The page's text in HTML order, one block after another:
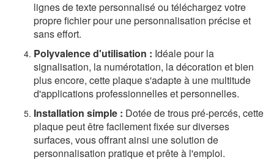
lignes de texte personnalisé ou téléchargez votre
propre fichier pour une personnalisation précise et
sans effort.
Polyvalence d'utilisation : Idéale pour la
signalisation, la numérotation, la décoration et bien
plus encore, cette plaque s'adapte à une multitude
d'applications professionnelles et personnelles.
Installation simple : Dotée de trous pré-percés, cette
plaque peut être facilement fixée sur diverses
surfaces, vous offrant ainsi une solution de
personnalisation pratique et prête à l'emploi.